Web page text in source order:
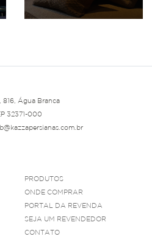
816, Água Branca
32371-000
PRODUTOS
ONDE COMPRAR
PORTAL DA REVENDA
SEJA UM REVENDEDOR
CONTATO